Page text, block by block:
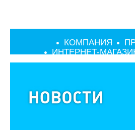
КОМПАНИЯ
ИНТЕРНЕТ-